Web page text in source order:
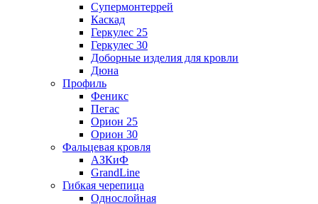
Супермонтеррей
Каскад
Геркулес 25
Геркулес 30
Доборные изделия для кровли
Дюна
Профиль
Феникс
Пегас
Орион 25
Орион 30
Фальцевая кровля
АЗКиФ
GrandLine
Гибкая черепица
Однослойная